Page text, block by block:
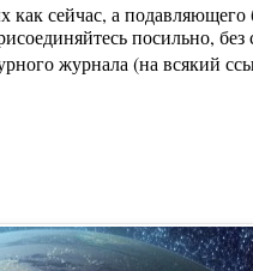
как сейчас, а
посильно, без
журнала (на всякий